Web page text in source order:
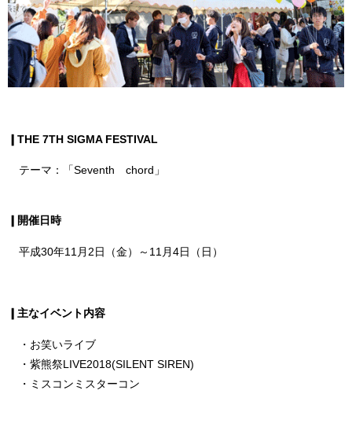
❙THE 7TH SIGMA FESTIVAL
テーマ：「Seventh chord」
❙開催日時
平成30年11月2日（金）～11月4日（日）
❙主なイベント内容
・お笑いライブ
・紫熊祭LIVE2018(SILENT SIREN)
・ミスコンミスターコン